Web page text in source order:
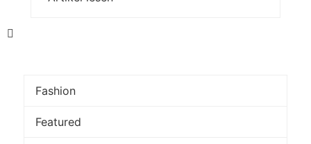
Fashion
Featured